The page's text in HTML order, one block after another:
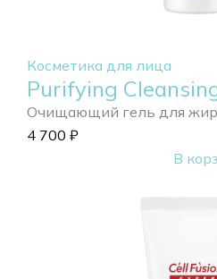
Косметика для лица
Purifying
Очищающий гель для
4 700 ₽
В